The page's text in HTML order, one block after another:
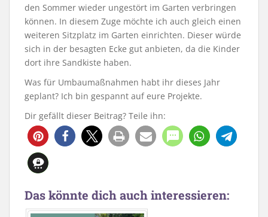
den Sommer wieder ungestört im Garten verbringen
können. In diesem Zuge möchte ich auch gleich einen
weiteren Sitzplatz im Garten einrichten. Dieser würde
sich in der besagten Ecke gut anbieten, da die Kinder
dort ihre Sandkiste haben.
Was für Umbaumaßnahmen habt ihr dieses Jahr
geplant? Ich bin gespannt auf eure Projekte.
Dir gefällt dieser Beitrag? Teile ihn:
Das könnte dich auch interessieren: